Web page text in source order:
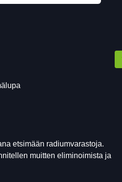
etsimään radiumvarastoja.
muitten eliminoimista ja